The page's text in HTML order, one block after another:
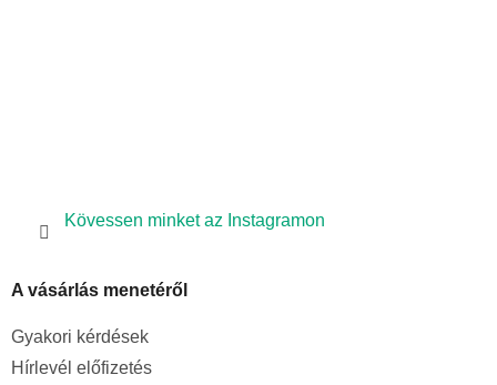
Kövessen minket az Instagramon
A vásárlás menetéről
Gyakori kérdések
Hírlevél előfizetés